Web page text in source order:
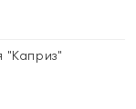
"Каприз"